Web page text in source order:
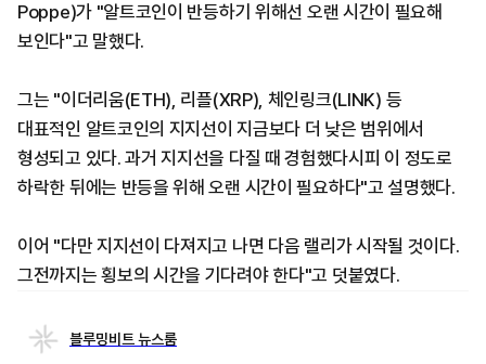
Poppe)가 "알트코인이 반등하기 위해선 오랜 시간이 필요해
보인다"고 말했다.
그는 "이더리움(ETH), 리플(XRP), 체인링크(LINK) 등
대표적인 알트코인의 지지선이 지금보다 더 낮은 범위에서
형성되고 있다. 과거 지지선을 다질 때 경험했다시피 이 정도로
하락한 뒤에는 반등을 위해 오랜 시간이 필요하다"고 설명했다.
이어 "다만 지지선이 다져지고 나면 다음 랠리가 시작될 것이다.
그전까지는 횡보의 시간을 기다려야 한다"고 덧붙였다.
블루밍비트 뉴스룸